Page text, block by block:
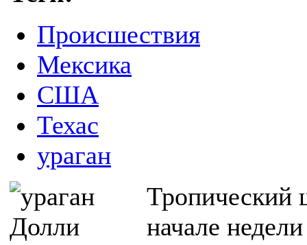
Происшествия
Мексика
США
Техас
ураган
Тропический
начале